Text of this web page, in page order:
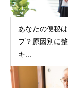
あなたの便秘
プ？原因別に
キ...